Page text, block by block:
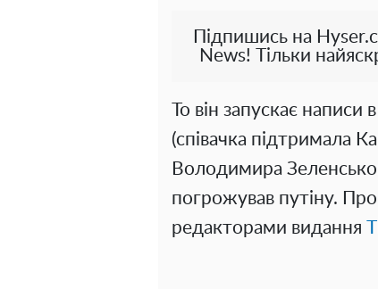
Підпишись на
News! Тільки
То він запускає
(співачка підтримала
Володимира
погрожував путіну. Про
редакторами видання